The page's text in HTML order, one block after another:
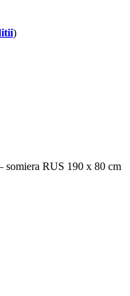
)
somiera RUS 190 x 80 cm